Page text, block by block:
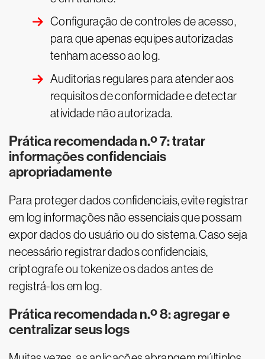
Configuração de controles de acesso,
para que apenas equipes autorizadas
tenham acesso ao log.
Auditorias regulares para atender aos
requisitos de conformidade e detectar
atividade não autorizada.
Prática recomendada n.º 7: tratar
informações confidenciais
apropriadamente
Para proteger dados confidenciais, evite registrar
em log informações não essenciais que possam
expor dados do usuário ou do sistema. Caso seja
necessário registrar dados confidenciais,
criptografe ou tokenize os dados antes de
registrá-los em log.
Prática recomendada n.º 8: agregar e
centralizar seus logs